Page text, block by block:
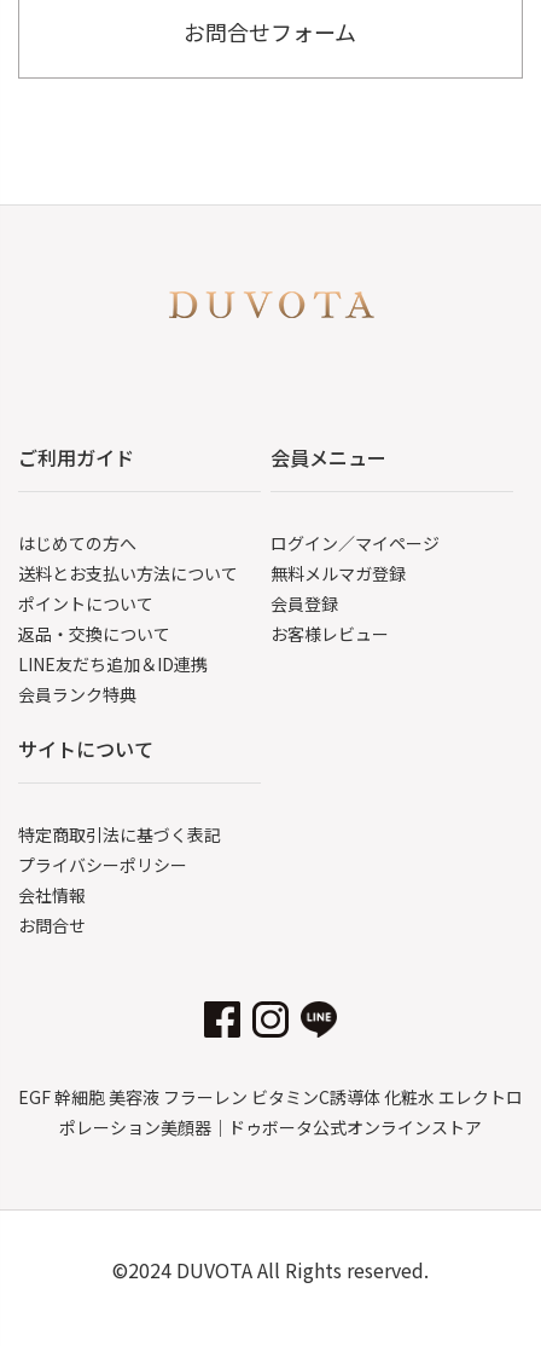
お問合せフォーム
ご利用ガイド
はじめての方へ
送料とお支払い方法について
ポイントについて
返品・交換について
LINE友だち追加＆ID連携
会員ランク特典
会員メニュー
ログイン／マイページ
無料メルマガ登録
会員登録
お客様レビュー
サイトについて
特定商取引法に基づく表記
プライバシーポリシー
会社情報
お問合せ
EGF 幹細胞 美容液 フラーレン ビタミンC誘導体 化粧水 エレクトロ
ポレーション美顔器｜ドゥボータ公式オンラインストア
©2024 DUVOTA All Rights reserved.